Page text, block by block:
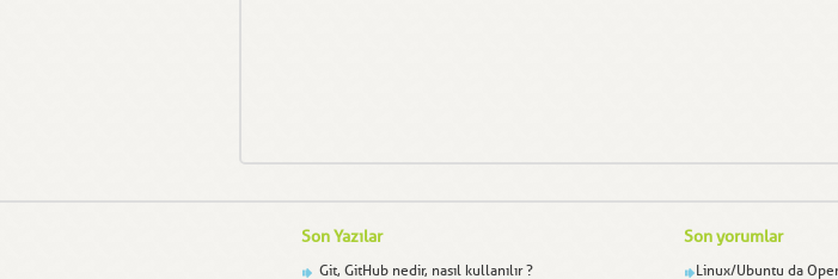
Son Yazılar
Git, GitHub nedir, nasıl kullanılır ?
Son yorumlar
Linux/Ubuntu da